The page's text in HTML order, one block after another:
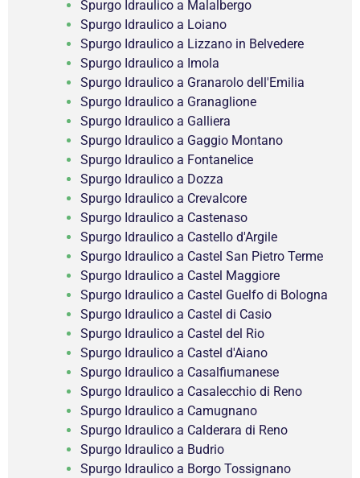
Spurgo Idraulico a Malalbergo
Spurgo Idraulico a Loiano
Spurgo Idraulico a Lizzano in Belvedere
Spurgo Idraulico a Imola
Spurgo Idraulico a Granarolo dell'Emilia
Spurgo Idraulico a Granaglione
Spurgo Idraulico a Galliera
Spurgo Idraulico a Gaggio Montano
Spurgo Idraulico a Fontanelice
Spurgo Idraulico a Dozza
Spurgo Idraulico a Crevalcore
Spurgo Idraulico a Castenaso
Spurgo Idraulico a Castello d'Argile
Spurgo Idraulico a Castel San Pietro Terme
Spurgo Idraulico a Castel Maggiore
Spurgo Idraulico a Castel Guelfo di Bologna
Spurgo Idraulico a Castel di Casio
Spurgo Idraulico a Castel del Rio
Spurgo Idraulico a Castel d'Aiano
Spurgo Idraulico a Casalfiumanese
Spurgo Idraulico a Casalecchio di Reno
Spurgo Idraulico a Camugnano
Spurgo Idraulico a Calderara di Reno
Spurgo Idraulico a Budrio
Spurgo Idraulico a Borgo Tossignano